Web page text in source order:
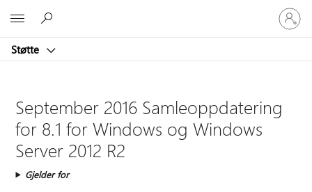
Støtte
Logg
på
kontoen
September 2016 Samleoppdatering
for 8.1 for Windows og Windows
Server 2012 R2
Gjelder for